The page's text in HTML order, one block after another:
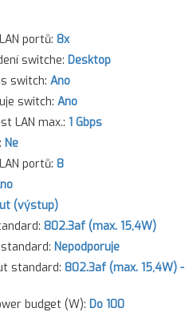
portů: 8x
switche: Desktop
switch: Ano
switch: Ano
LAN max.: 1 Gbps
Ne
portů: 8
(výstup)
802.3af (max. 15,4W)
Nepodporuje
standard: 802.3af (max. 15,4W) -
budget (W): Do 100